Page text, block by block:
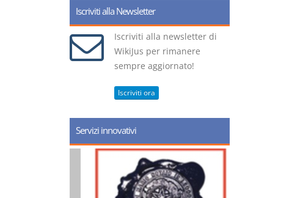
Iscriviti alla Newsletter
Iscriviti alla newsletter di
WikiJus per rimanere
sempre aggiornato!
Iscriviti ora
Servizi innovativi